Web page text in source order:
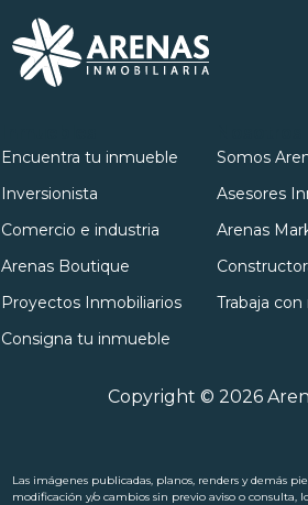
Encuentra tu inmueble
Inversionista
Comercio e industria
Arenas Boutique
Proyectos Inmobiliarios
Consigna tu inmueble
Somos
Asesores
Arenas
Trabaja
Copyright © 2026
Las imágenes publicadas, planos, renders y demás
modificación y/o cambios sin previo aviso o consulta,